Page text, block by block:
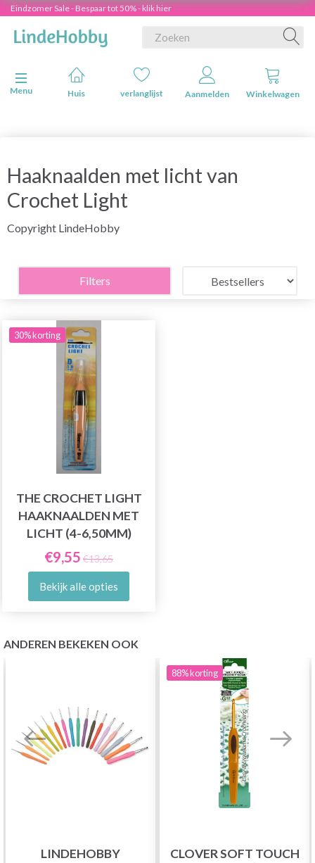
Eindzomer Sale - Bespaar tot 50% - klik hier
Navigatie in-/uitschakelen
Menu
Huis verlanglijst Aanmelden Winkelwagen
Haaknaalden met licht van
Crochet Light
Copyright LindeHobby
Filters
30% korting
THE CROCHET LIGHT
HAAKNAALDEN MET
LICHT (4-6,50MM)
€9,55 €13,65
Bekijk alle opties
ANDEREN BEKEKEN OOK
LINDEHOBBY
88%korting
CLOVER SOFT TOUCH